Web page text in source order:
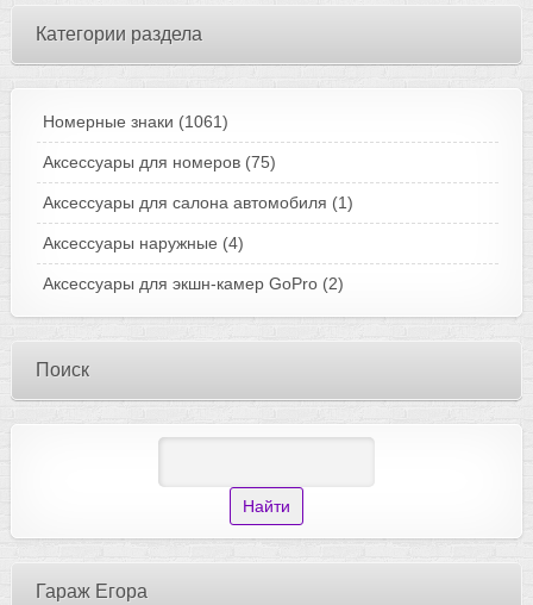
Категории раздела
Номерные знаки (1061)
Аксессуары для номеров (75)
Аксессуары для салона автомобиля (1)
Аксессуары наружные (4)
Аксессуары для экшн-камер GoPro (2)
Поиск
Гараж Егора